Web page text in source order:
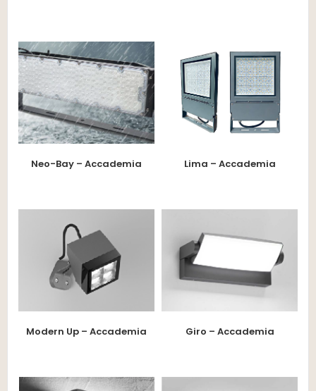
Neo-Bay – Accademia Lima – Accademia
Modern Up – Accademia Giro – Accademia